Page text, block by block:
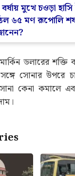
মুখে চওড়া
৬৫ মণ রূপোলি
ডলারের শক্তি
সঙ্গে সোনার উপরে
সোনা কেনা কমালে